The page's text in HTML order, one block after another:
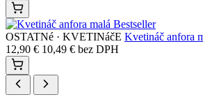
Bestseller
OSTATNé · KVETINáčE Kvetináč anfora
12,90 € 10,49 € bez DPH